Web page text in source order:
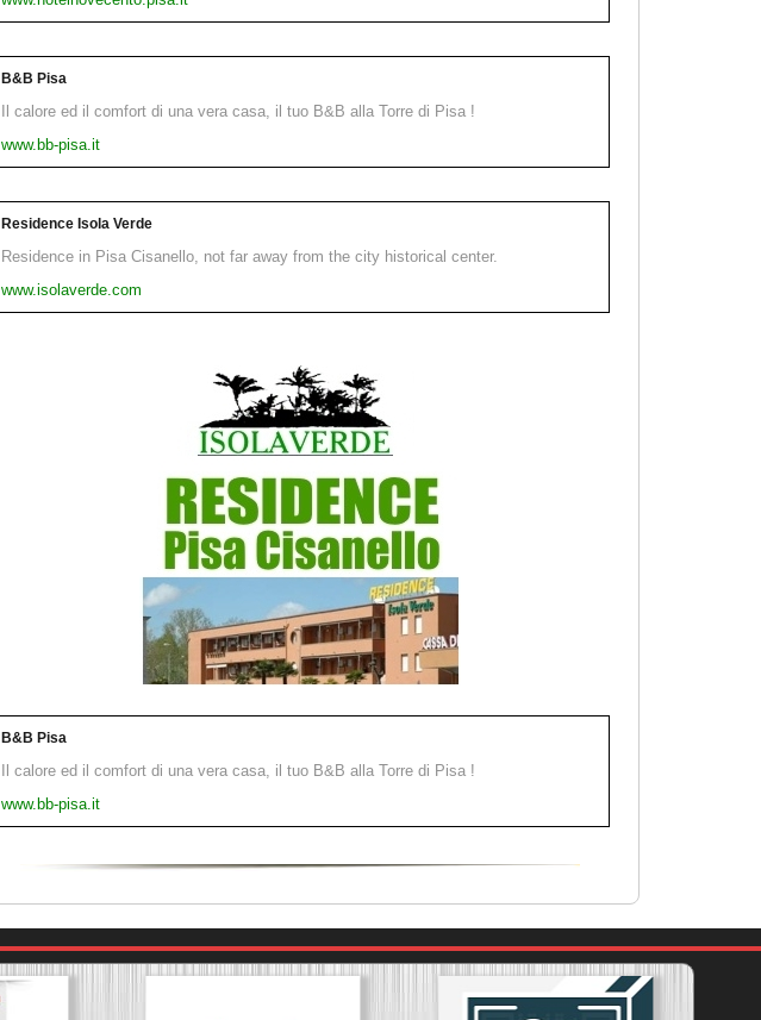
B&B Pisa
Il calore ed il comfort di una vera casa, il tuo B&B alla Torre di Pisa !
www.bb-pisa.it
Residence Isola Verde
Residence in Pisa Cisanello, not far away from the city historical center.
www.isolaverde.com
B&B Pisa
Il calore ed il comfort di una vera casa, il tuo B&B alla Torre di Pisa !
www.bb-pisa.it